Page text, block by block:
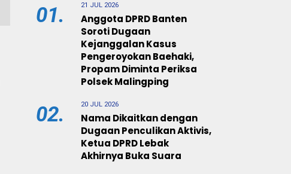
01. 21 JUL 2026
Anggota DPRD Banten
Soroti Dugaan
Kejanggalan Kasus
Pengeroyokan Baehaki,
Propam Diminta Periksa
Polsek Malingping
02. 20 JUL 2026
Nama Dikaitkan dengan
Dugaan Penculikan Aktivis,
Ketua DPRD Lebak
Akhirnya Buka Suara